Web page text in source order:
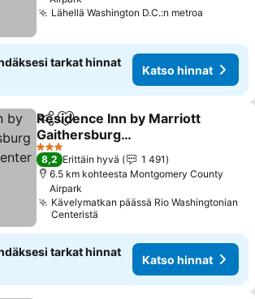
Lähellä Washington D.C.:n metroa
tarkat hinnat
Katso hinnat
Jaa Lisää suosikkeihin
Residence Inn by Marriott
Gaithersburg
Washingtonian Center
Katso hinnat
3 Tähtiluokitus
8,2 Erittäin hyvä
1 491
6.5 km kohteesta Montgomery County
Airpark
Kävelymatkan päässä Rio Washingtonian
Centeristä
tarkat hinnat
Katso hinnat